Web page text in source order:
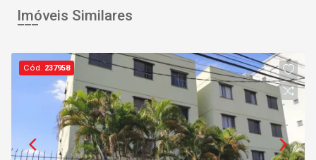
Imóveis Similares
Cód. 237958